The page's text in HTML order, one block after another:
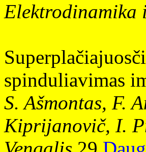
Elektrodinamika
spinduliavimas
S. Ašmontas, F.
Kiprijanovič, I.